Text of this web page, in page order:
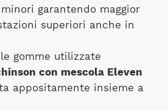
garantendo maggior
superiori anche in
gomme utilizzate
con mescola Eleven
appositamente insieme a